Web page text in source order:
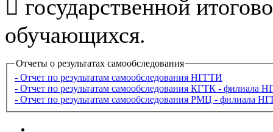
 государственной
обучающихся.
Отчеты о результатах самообследования
- Отчет по результатам самообследования НГГТИ
- Отчет по результатам самообследования КГТК - филиала
- Отчет по результатам самообследования РМЦ - филиала